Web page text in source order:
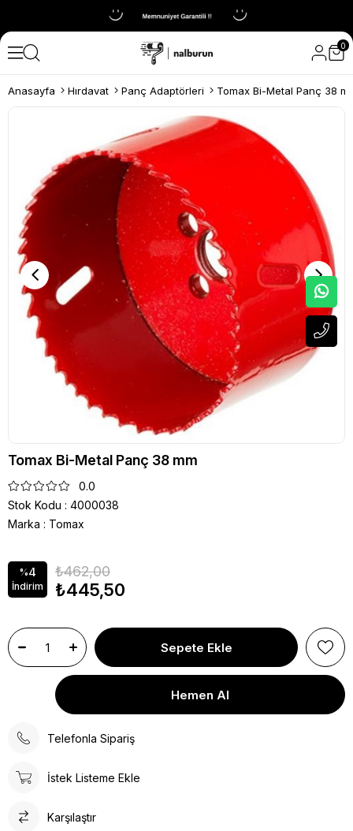
0
Anasayfa Hırdavat Panç Adaptörleri Tomax Bi-Metal Panç 38
Tomax Bi-Metal Panç 38 mm
0.0
Stok Kodu
4000038
Marka : Tomax
%4
İndirim
₺462,00
₺445,50
Telefonla Sipariş
İstek Listeme Ekle
Karşılaştır